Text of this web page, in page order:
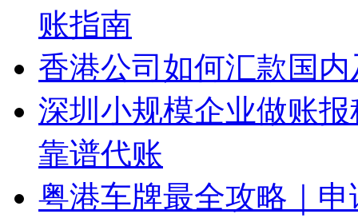
账指南
香港公司如何汇款国
深圳小规模企业做账
靠谱代账
粤港车牌最全攻略｜